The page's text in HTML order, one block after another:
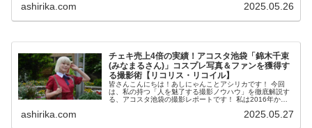
ashirika.com 2025.05.26
チェキ売上4倍の実績！アコスタ池袋「錦木千束
(みなまるさん)」コスプレ写真＆ファンを獲得す
る撮影術【リコリス・リコイル】
皆さんこんにちは！あしにゃんことアシリカです！ 今回
は、私の持つ「人を魅了する撮影ノウハウ」を徹底解説す
る、アコスタ池袋の撮影レポートです！ 私は2016年から
ashirika.com 2025.05.27